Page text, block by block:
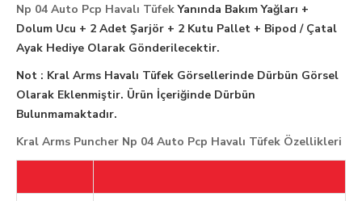
Np 04 Auto Pcp Havalı TüfekYanında Bakım Yağları +
Dolum Ucu + 2 Adet Şarjör + 2 Kutu Pallet + Bipod / Çatal
Ayak Hediye Olarak Gönderilecektir.
Not : Kral Arms Havalı Tüfek Görsellerinde Dürbün Görsel
Olarak Eklenmiştir. Ürün İçeriğinde Dürbün
Bulunmamaktadır.
Kral Arms Puncher Np 04 Auto Pcp Havalı Tüfek Özellikleri